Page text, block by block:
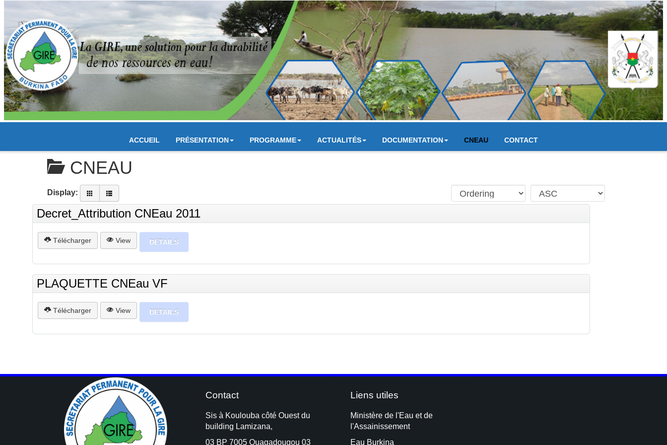
ACCUEIL PRÉSENTATION PROGRAMME ACTUALITÉS DOCUMENTATION CNEAU CONTACT
CNEAU
Display:
Decret_Attribution CNEau 2011
Télécharger View DETAILS
PLAQUETTE CNEau VF
Télécharger View DETAILS
Contact
Sis à Koulouba côté Ouest du
building Lamizana,
03 BP 7005 Ouagadougou 03
Liens utiles
Ministère de l'Eau et de
l'Assainissement
Eau Burkina